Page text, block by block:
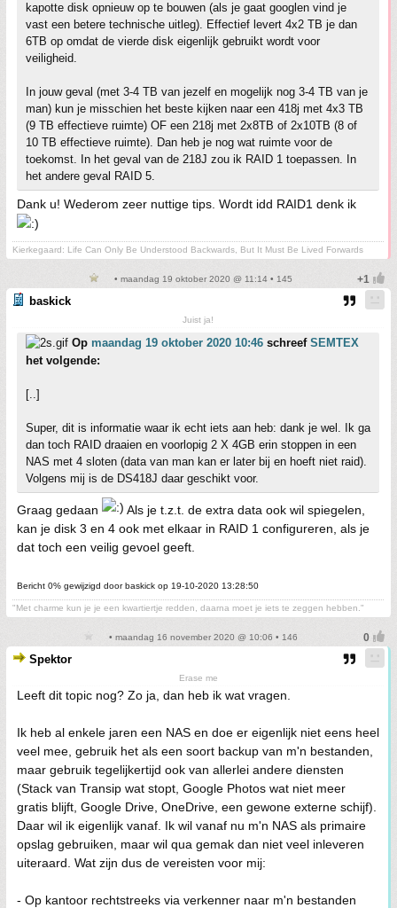
kapotte disk opnieuw op te bouwen (als je gaat googlen vind je
vast een betere technische uitleg). Effectief levert 4x2 TB je dan
6TB op omdat de vierde disk eigenlijk gebruikt wordt voor
veiligheid.
In jouw geval (met 3-4 TB van jezelf en mogelijk nog 3-4 TB van je
man) kun je misschien het beste kijken naar een 418j met 4x3 TB
(9 TB effectieve ruimte) OF een 218j met 2x8TB of 2x10TB (8 of
10 TB effectieve ruimte). Dan heb je nog wat ruimte voor de
toekomst. In het geval van de 218J zou ik RAID 1 toepassen. In
het andere geval RAID 5.
Dank u! Wederom zeer nuttige tips. Wordt idd RAID1 denk ik
Kierkegaard: Life Can Only Be Understood Backwards, But It Must Be Lived Forwards
• maandag 19 oktober 2020 @ 11:14 • 145
baskick
Juist ja!
Op maandag 19 oktober 2020 10:46 schreef SEMTEX
het volgende:
[..]
Super, dit is informatie waar ik echt iets aan heb: dank je wel. Ik ga
dan toch RAID draaien en voorlopig 2 X 4GB erin stoppen in een
NAS met 4 sloten (data van man kan er later bij en hoeft niet raid).
Volgens mij is de DS418J daar geschikt voor.
Graag gedaan
Als je t.z.t. de extra data ook wil spiegelen,
kan je disk 3 en 4 ook met elkaar in RAID 1 configureren, als je
dat toch een veilig gevoel geeft.
Bericht 0% gewijzigd door baskick op 19-10-2020 13:28:50
"Met charme kun je je een kwartiertje redden, daarna moet je iets te zeggen hebben."
• maandag 16 november 2020 @ 10:06 • 146
Spektor
Erase me
Leeft dit topic nog? Zo ja, dan heb ik wat vragen.
Ik heb al enkele jaren een NAS en doe er eigenlijk niet eens heel
veel mee, gebruik het als een soort backup van m'n bestanden,
maar gebruik tegelijkertijd ook van allerlei andere diensten
(Stack van Transip wat stopt, Google Photos wat niet meer
gratis blijft, Google Drive, OneDrive, een gewone externe schijf).
Daar wil ik eigenlijk vanaf. Ik wil vanaf nu m'n NAS als primaire
opslag gebruiken, maar wil qua gemak dan niet veel inleveren
uiteraard. Wat zijn dus de vereisten voor mij:
- Op kantoor rechtstreeks via verkenner naar m'n bestanden